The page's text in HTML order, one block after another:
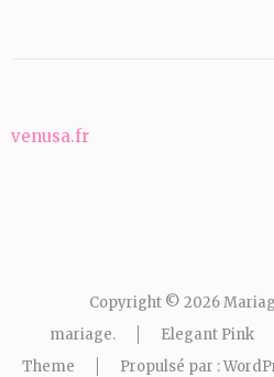
venusa.fr
Copyright © 2026
mariage. Elegant Pink
Theme
Propulsé par :